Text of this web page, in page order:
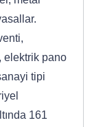
elektrik pano
tipi
161